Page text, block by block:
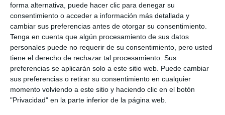
forma alternativa, puede hacer clic para denegar su
consentimiento o acceder a información más detallada y
cambiar sus preferencias antes de otorgar su consentimiento.
Tenga en cuenta que algún procesamiento de sus datos
personales puede no requerir de su consentimiento, pero usted
tiene el derecho de rechazar tal procesamiento. Sus
preferencias se aplicarán solo a este sitio web. Puede cambiar
sus preferencias o retirar su consentimiento en cualquier
momento volviendo a este sitio y haciendo clic en el botón
"Privacidad" en la parte inferior de la página web.